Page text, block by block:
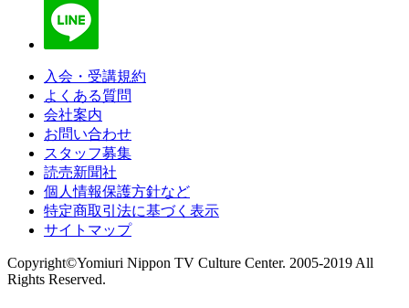
入会・受講規約
よくある質問
会社案内
お問い合わせ
スタッフ募集
読売新聞社
個人情報保護方針など
特定商取引法に基づく表示
サイトマップ
Copyright©Yomiuri Nippon TV Culture Center. 2005-2019 All
Rights Reserved.